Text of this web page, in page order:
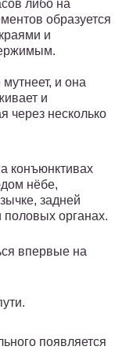
либо на
образуется
и
и она
и
через несколько
конъюнктивах
нёбе,
задней
половых органах.
впервые на
появляется